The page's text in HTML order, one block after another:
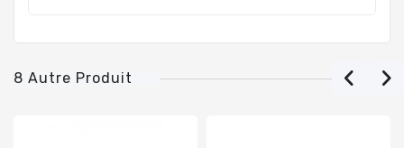
8 Autre Produit